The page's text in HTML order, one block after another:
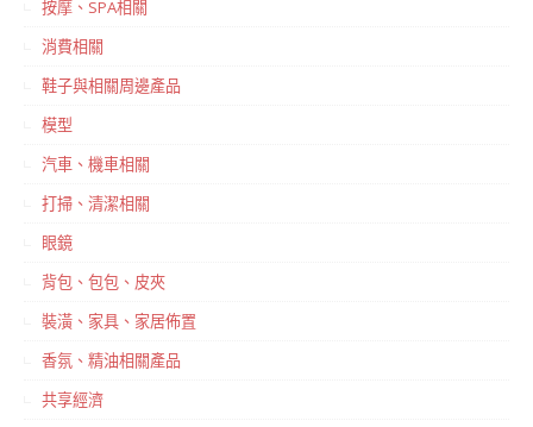
按摩、SPA相關
消費相關
鞋子與相關周邊產品
模型
汽車、機車相關
打掃、清潔相關
眼鏡
背包、包包、皮夾
裝潢、家具、家居佈置
香氛、精油相關產品
共享經濟